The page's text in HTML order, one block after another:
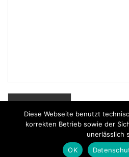
Powered by
Diese Webseite benutzt
korrekten Betrieb sowie der
unerlässlich
OK